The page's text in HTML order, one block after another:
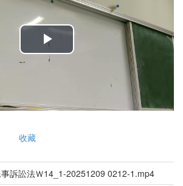
播
影
收藏
訴訟法Ｗ14_1-20251209 0212-1.mp4